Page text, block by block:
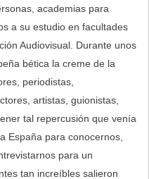
academias para
a su estudio en facultades
Audiovisual. Durante unos
bética la creme de la
periodistas,
artistas, guionistas,
tal repercusión que venía
España para conocernos,
para un
tan increíbles salieron